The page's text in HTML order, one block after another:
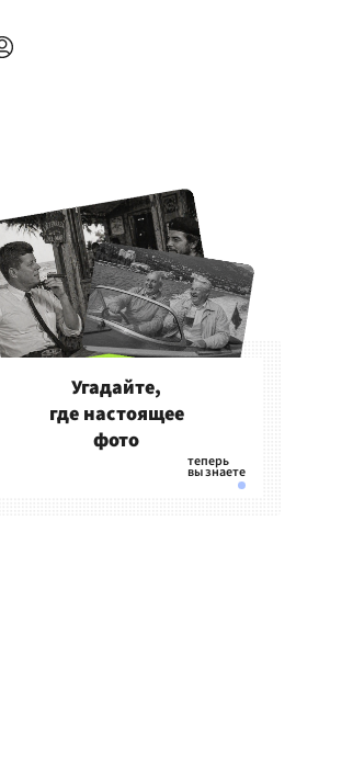
Угадайте,
где настоящее
фото